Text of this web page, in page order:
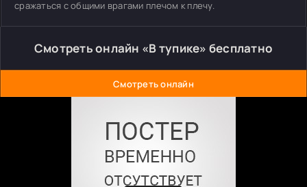
сражаться с общими врагами плечом к плечу.
Смотреть онлайн «В тупике» бесплатно
Смотреть онлайн